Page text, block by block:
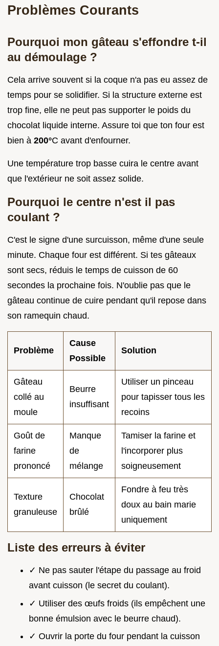
Problèmes Courants
Pourquoi mon gâteau s'effondre t-il
au démoulage ?
Cela arrive souvent si la coque n'a pas eu assez de
temps pour se solidifier. Si la structure externe est
trop fine, elle ne peut pas supporter le poids du
chocolat liquide interne. Assure toi que ton four est
bien à 200°C avant d'enfourner.
Une température trop basse cuira le centre avant
que l'extérieur ne soit assez solide.
Pourquoi le centre n'est il pas
coulant ?
C'est le signe d'une surcuisson, même d'une seule
minute. Chaque four est différent. Si tes gâteaux
sont secs, réduis le temps de cuisson de 60
secondes la prochaine fois. N'oublie pas que le
gâteau continue de cuire pendant qu'il repose dans
son ramequin chaud.
Problème
Cause
Possible
Solution
Gâteau
collé au
moule
Beurre
insuffisant
Utiliser un pinceau
pour tapisser tous les
recoins
Goût de
farine
prononcé
Manque
de
mélange
Tamiser la farine et
l'incorporer plus
soigneusement
Texture
granuleuse
Chocolat
brûlé
Fondre à feu très
doux au bain marie
uniquement
Liste des erreurs à éviter
✓ Ne pas sauter l'étape du passage au froid
avant cuisson (le secret du coulant).
✓ Utiliser des œufs froids (ils empêchent une
bonne émulsion avec le beurre chaud).
✓ Ouvrir la porte du four pendant la cuisson